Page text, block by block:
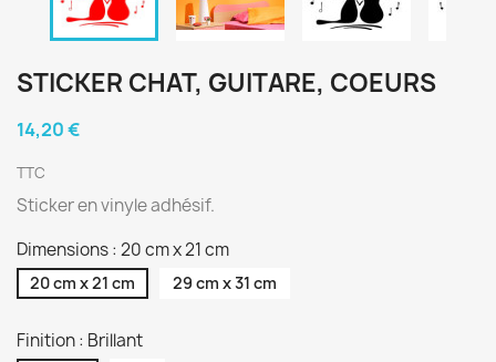
STICKER CHAT, GUITARE, COEURS
14,20 €
TTC
Sticker en vinyle adhésif.
Dimensions : 20 cm x 21 cm
20 cm x 21 cm 29 cm x 31 cm
Finition : Brillant